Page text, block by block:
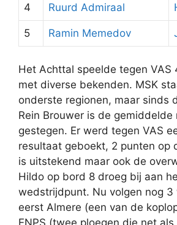
4 Ruurd Admiraal
5 Ramin Memedov
Het Achttal speelde tegen VAS
met diverse bekenden. MSK
onderste regionen, maar sinds
Rein Brouwer is de gemiddelde
gestegen. Er werd tegen VAS
resultaat geboekt, 2 punten op
is uitstekend maar ook de
Hildo op bord 8 droeg bij aan
wedstrijdpunt. Nu volgen nog 3
eerst Almere (een van de